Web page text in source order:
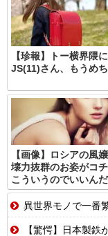
【珍報】トー横界隈
JS(11)さん、もうめ
【画像】ロシアの風
壊力抜群のお姿がコチ
こういうのでいいん
異世界モノで一番
【驚愕】日本製鉄